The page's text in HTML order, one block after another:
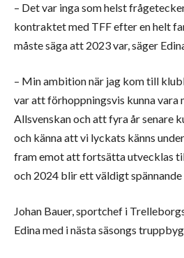
– Det var inga som helst
kontraktet med TFF efter en helt
måste säga att 2023 var, säger
– Min ambition när jag kom till
var att förhoppningsvis kunna vara
Allsvenskan och att fyra år senare
och känna att vi lyckats känns
fram emot att fortsätta utvecklas
och 2024 blir ett väldigt spännande
Johan Bauer, sportchef i
Edina med i nästa säsongs